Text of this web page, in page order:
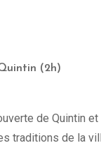
(2h)
de Quintin et
traditions de la